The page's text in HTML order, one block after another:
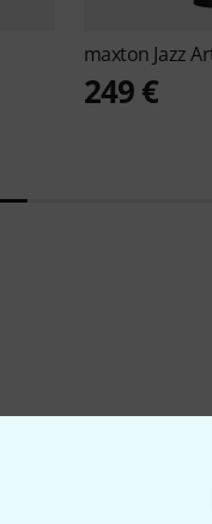
maxton Jazz
249 €